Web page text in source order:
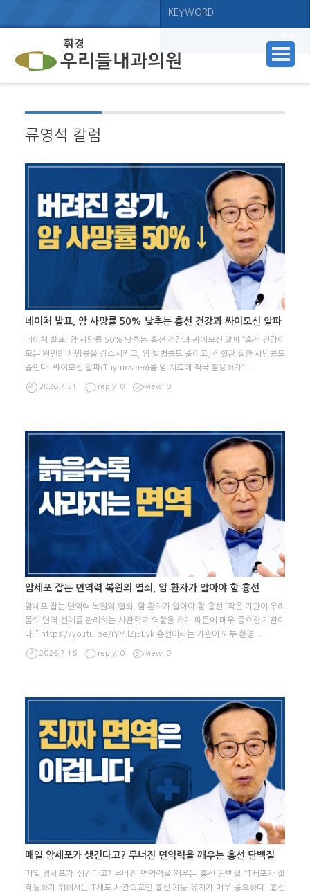
류영석 칼럼
네이처 발표, 암 사망률 50% 낮추는 흉선 건강과 싸이모신 알파
네이쳐 발표, 암 사망률 50% 낮추는 흉선 건강과 싸이모신 알파 “흉선 건강이
모든 원인의 사망률을 감소시키고, 암 발병률도 줄이고, 심혈관 질환 사망률도
줄인다. 싸이모신 알파(Thymosin-α)를 암 치료에 적극 활용하자”
2026.7.31 reply: 0 view: 0
암세포 잡는 면역력 복원의 열쇠, 암 환자가 알아야 할 흉선
암세포 잡는 면역력 복원의 열쇠, 암 환자가 알아야 할 흉선 “작은 기관이 우리
몸의 면역 전체를 관리하는 사관학교 역할을 하기 때문에 매우 중요한 기관이
다.” https://youtu.be/iYY-lZj3Eyk 흉선이라는 기관이 외부 환경
2026.7.16 reply: 0 view: 0
매일 암세포가 생긴다고? 무너진 면역력을 깨우는 흉선 단백질
매일 암세포가 생긴다고? 무너진 면역력을 깨우는 흉선 단백질 “T세포가 잘
작동하기 위해서는 T세포 사관학교인 흉선 기능 유지가 매우 중요하다. 흉선